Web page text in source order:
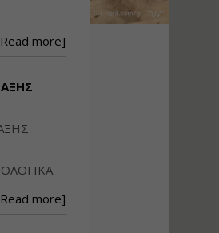
more]
more]
Ταυτότητα Κτιρίου/
Διηρημένης
Πολεοδομικού